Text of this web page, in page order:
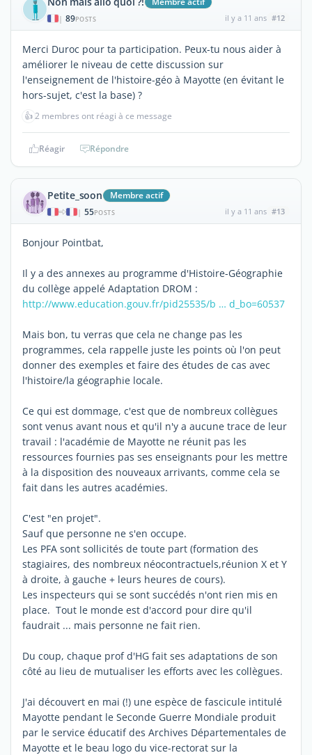
| 89POSTS il y a 11 ans #12
Merci Duroc pour ta participation. Peux-tu nous aider à
améliorer le niveau de cette discussion sur
l'enseignement de l'histoire-géo à Mayotte (en évitant le
hors-sujet, c'est la base) ?
👍2 membres ont réagi à ce message
Réagir Répondre
Petite_soon Membre actif
| 55POSTS il y a 11 ans #13
Bonjour Pointbat,
Il y a des annexes au programme d'Histoire-Géographie
du collège appelé Adaptation DROM :
http://www.education.gouv.fr/pid25535/b … d_bo=60537
Mais bon, tu verras que cela ne change pas les
programmes, cela rappelle juste les points où l'on peut
donner des exemples et faire des études de cas avec
l'histoire/la géographie locale.
Ce qui est dommage, c'est que de nombreux collègues
sont venus avant nous et qu'il n'y a aucune trace de leur
travail : l'académie de Mayotte ne réunit pas les
ressources fournies pas ses enseignants pour les mettre
à la disposition des nouveaux arrivants, comme cela se
fait dans les autres académies.
C'est "en projet".
Sauf que personne ne s'en occupe.
Les PFA sont sollicités de toute part (formation des
stagiaires, des nombreux néocontractuels,réunion X et Y
à droite, à gauche + leurs heures de cours).
Les inspecteurs qui se sont succédés n'ont rien mis en
place. Tout le monde est d'accord pour dire qu'il
faudrait ... mais personne ne fait rien.
Du coup, chaque prof d'HG fait ses adaptations de son
côté au lieu de mutualiser les efforts avec les collègues.
J'ai découvert en mai (!) une espèce de fascicule intitulé
Mayotte pendant le Seconde Guerre Mondiale produit
par le service éducatif des Archives Départementales de
Mayotte et le beau logo du vice-rectorat sur la